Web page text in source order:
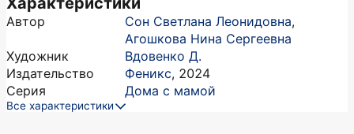
Автор Сон Светлана Леонидовна,
Агошкова Нина Сергеевна
Художник
Вдовенко Д.
Издательство
Феникс, 2024
Серия
Дома с мамой
Все характеристики